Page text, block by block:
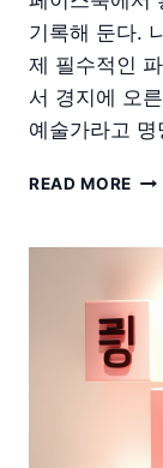
기록해 둔다.
제 필수적인
서 경지에 오
예술가라고
READ MORE
능
창
성
의